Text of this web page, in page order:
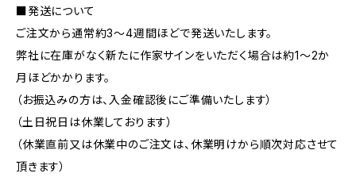
■発送について
ご注文から通常約3〜4週間ほどで発送いたします。
弊社に在庫がなく新たに作家サインをいただく場合は約1〜2か
月ほどかかります。
（お振込みの方は、入金確認後にご準備いたします）
（土日祝日は休業しております）
（休業直前又は休業中のご注文は、休業明けから順次対応させて
頂きます）